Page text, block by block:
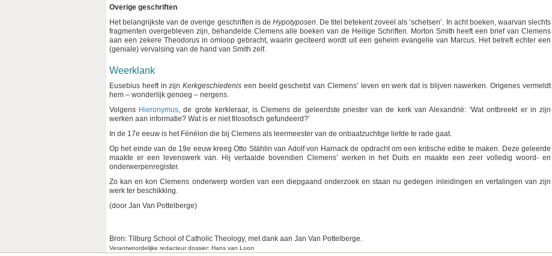
Verantwoordelijke redacteur dossier: Hans van Loon
Overige geschriften
Het belangrijkste van de overige geschriften is de Hypotyposen. De titel betekent zoveel als ‘schetsen’. In acht boeken, waarvan slechts
fragmenten overgebleven zijn, behandelde Clemens alle boeken van de Heilige Schriften. Morton Smith heeft een brief van Clemens
aan een zekere Theodorus in omloop gebracht, waarin geciteerd wordt uit een geheim evangelie van Marcus. Het betreft echter een
(geniale) vervalsing van de hand van Smith zelf.
Weerklank
Eusebius heeft in zijnKerkgeschiedenis een beeld geschetst van Clemens’ leven en werk dat is blijven nawerken. Origenes vermeldt
hem – wonderlijk genoeg – nergens.
Volgens Hieronymus, de grote kerkleraar, is Clemens de geleerdste priester van de kerk van Alexandrië: ‘Wat ontbreekt er in zijn
werken aan informatie? Wat is er niet filosofisch gefundeerd?’
In de 17e eeuw is het Fénélon die bij Clemens als leermeester van de onbaatzuchtige liefde te rade gaat.
Op het einde van de 19e eeuw kreeg Otto Stählin van Adolf von Harnack de opdracht om een kritische editie te maken. Deze geleerde
maakte er een levenswerk van. Hij vertaalde bovendien Clemens’ werken in het Duits en maakte een zeer volledig woord- en
onderwerpenregister.
Zo kan en kon Clemens onderwerp worden van een diepgaand onderzoek en staan nu gedegen inleidingen en vertalingen van zijn
werk ter beschikking.
(door Jan Van Pottelberge)
Bron: Tilburg School of Catholic Theology, met dank aan Jan Van Pottelberge.